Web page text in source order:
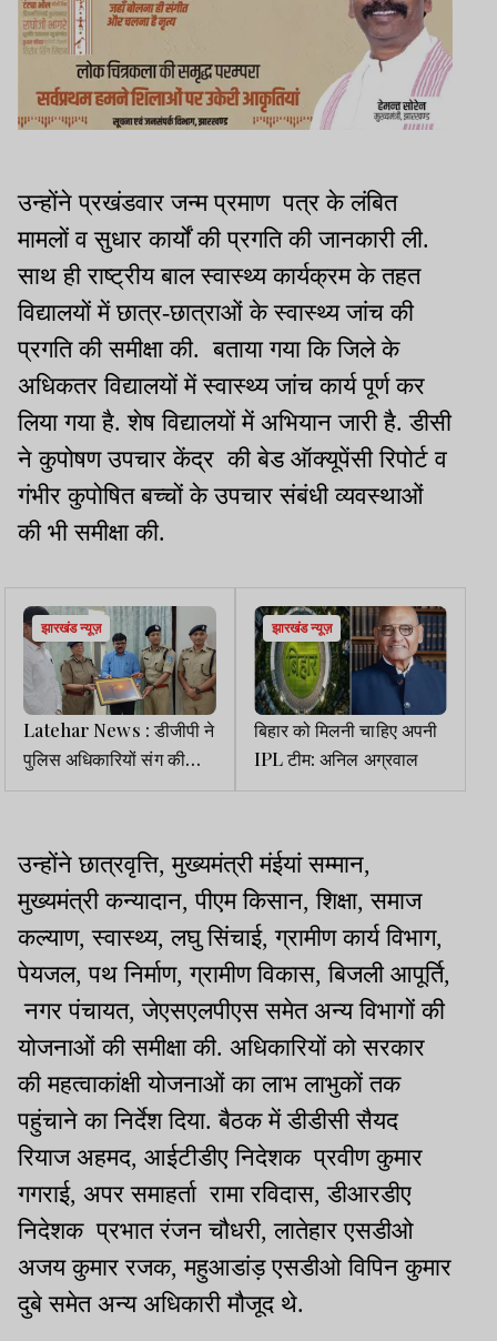
उन्होंने प्रखंडवार जन्म प्रमाण पत्र के लंबित
मामलों व सुधार कार्यों की प्रगति की जानकारी ली.
साथ ही राष्ट्रीय बाल स्वास्थ्य कार्यक्रम के तहत
विद्यालयों में छात्र-छात्राओं के स्वास्थ्य जांच की
प्रगति की समीक्षा की. बताया गया कि जिले के
अधिकतर विद्यालयों में स्वास्थ्य जांच कार्य पूर्ण कर
लिया गया है. शेष विद्यालयों में अभियान जारी है. डीसी
ने कुपोषण उपचार केंद्र की बेड ऑक्यूपेंसी रिपोर्ट व
गंभीर कुपोषित बच्चों के उपचार संबंधी व्यवस्थाओं
की भी समीक्षा की.
झारखंड न्यूज़
Latehar News : डीजीपी ने
पुलिस अधिकारियों संग की
बैठक, उपलब्धियों के लिए एसपी
झारखंड न्यूज़
बिहार को मिलनी चाहिए अपनी
IPL टीम: अनिल अग्रवाल
उन्होंने छात्रवृत्ति, मुख्यमंत्री मंईयां सम्मान,
मुख्यमंत्री कन्यादान, पीएम किसान, शिक्षा, समाज
कल्याण, स्वास्थ्य, लघु सिंचाई, ग्रामीण कार्य विभाग,
पेयजल, पथ निर्माण, ग्रामीण विकास, बिजली आपूर्ति,
नगर पंचायत, जेएसएलपीएस समेत अन्य विभागों की
योजनाओं की समीक्षा की. अधिकारियों को सरकार
की महत्वाकांक्षी योजनाओं का लाभ लाभुकों तक
पहुंचाने का निर्देश दिया. बैठक में डीडीसी सैयद
रियाज अहमद, आईटीडीए निदेशक प्रवीण कुमार
गगराई, अपर समाहर्ता रामा रविदास, डीआरडीए
निदेशक प्रभात रंजन चौधरी, लातेहार एसडीओ
अजय कुमार रजक, महुआडांड़ एसडीओ विपिन कुमार
दुबे समेत अन्य अधिकारी मौजूद थे.